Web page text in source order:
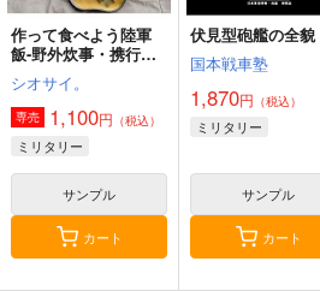
作って食べよう陸軍
飯-野外炊事・携行食
編-
シオサイ。
専売 1,100円 （税込）
ミリタリー
サンプル
カート
伏見型砲艦の全貌
国本戦車塾
1,870円 （税込）
ミリタリー
サンプル
カート